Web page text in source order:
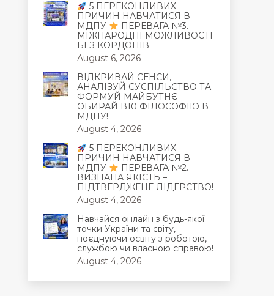
5 ПЕРЕКОНЛИВИХ
ПРИЧИН НАВЧАТИСЯ В
МДПУ
ПЕРЕВАГА №3.
МІЖНАРОДНІ МОЖЛИВОСТІ
БЕЗ КОРДОНІВ
August 6, 2026
ВІДКРИВАЙ СЕНСИ,
АНАЛІЗУЙ СУСПІЛЬСТВО ТА
ФОРМУЙ МАЙБУТНЄ —
ОБИРАЙ В10 ФІЛОСОФІЮ В
МДПУ!
August 4, 2026
5 ПЕРЕКОНЛИВИХ
ПРИЧИН НАВЧАТИСЯ В
МДПУ
ПЕРЕВАГА №2.
ВИЗНАНА ЯКІСТЬ –
ПІДТВЕРДЖЕНЕ ЛІДЕРСТВО!
August 4, 2026
Навчайся онлайн з будь-якої
точки України та світу,
поєднуючи освіту з роботою,
службою чи власною справою!
August 4, 2026